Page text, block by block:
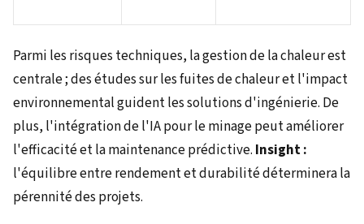
Parmi les risques techniques, la gestion de la chaleur est
centrale ; des études sur les fuites de chaleur et l'impact
environnemental guident les solutions d'ingénierie. De
plus, l'intégration de l'IA pour le minage peut améliorer
l'efficacité et la maintenance prédictive. Insight :
l'équilibre entre rendement et durabilité déterminera la
pérennité des projets.